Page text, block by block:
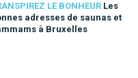
LE BONHEUR Les
adresses de saunas et
à Bruxelles
hammams à Bruxelles